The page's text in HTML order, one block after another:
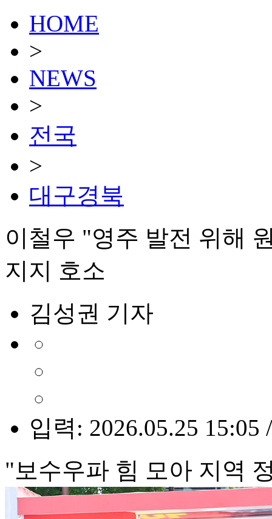
HOME
>
NEWS
>
전국
>
대구경북
이철우 "영주 발전 위해
지지 호소
김성권 기자
입력: 2026.05.25 15:05
"보수우파 힘 모아 지역